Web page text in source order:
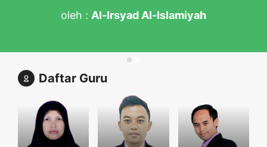
oleh : Al-Irsyad Al-Islamiyah
Daftar Guru